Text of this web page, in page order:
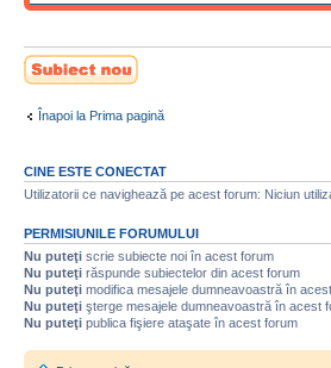
Scrie un subiect
nou
Înapoi la Prima pagină
CINE ESTE CONECTAT
Utilizatorii ce navighează pe acest forum: Niciun
PERMISIUNILE FORUMULUI
Nu puteţi scrie subiecte noi în acest forum
Nu puteţi răspunde subiectelor din acest forum
Nu puteţi modifica mesajele dumneavoastră în
Nu puteţi şterge mesajele dumneavoastră în acest
Nu puteţi publica fişiere ataşate în acest forum